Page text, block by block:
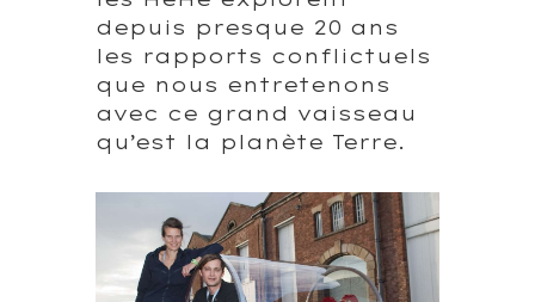
depuis presque 20 ans
les rapports conflictuels
que nous entretenons
avec ce grand vaisseau
qu’est la planète Terre.